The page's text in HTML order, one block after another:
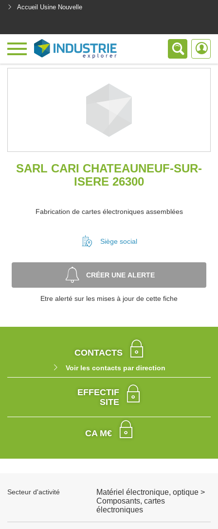
Accueil Usine Nouvelle
SARL CARI CHATEAUNEUF-SUR-
ISERE 26300
Fabrication de cartes électroniques assemblées
Siège social
CRÉER UNE ALERTE
Etre alerté sur les mises à jour de cette fiche
CONTACTS
Voir les contacts par direction
EFFECTIF
SITE
CA M€
Secteur d'activité
Matériel électronique, optique >
Composants, cartes
électroniques